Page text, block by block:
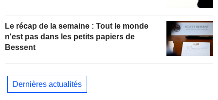
Le récap de la semaine : Tout le monde
n'est pas dans les petits papiers de
Bessent
Dernières actualités